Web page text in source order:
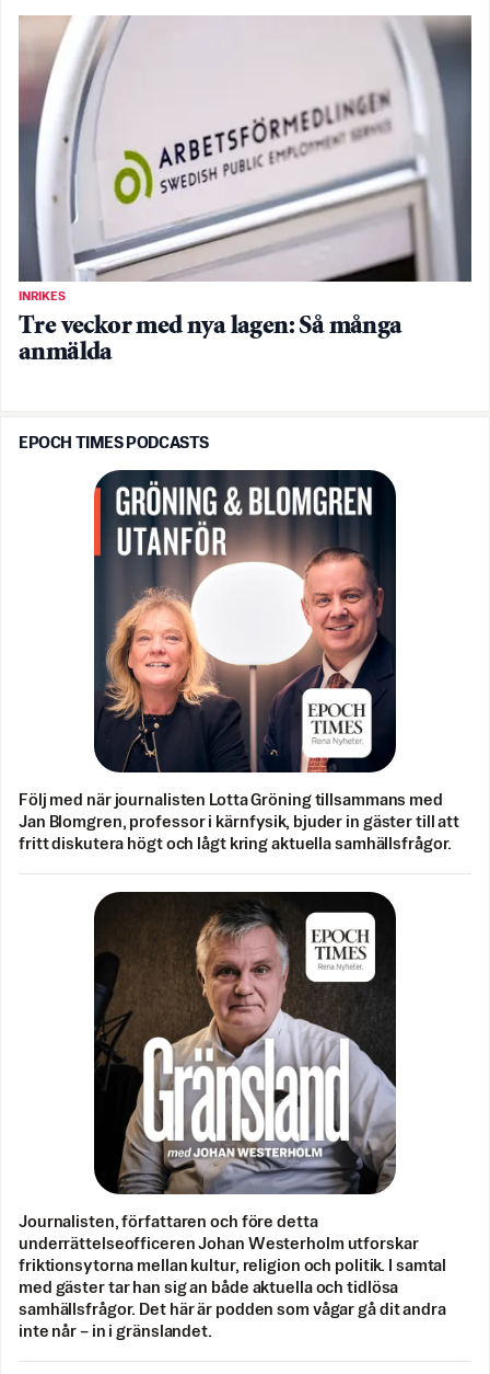
INRIKES
Tre veckor med nya lagen: Så många
anmälda
EPOCH TIMES PODCASTS
Följ med när journalisten Lotta Gröning tillsammans med
Jan Blomgren, professor i kärnfysik, bjuder in gäster till att
fritt diskutera högt och lågt kring aktuella samhällsfrågor.
Journalisten, författaren och före detta
underrättelseofficeren Johan Westerholm utforskar
friktionsytorna mellan kultur, religion och politik. I samtal
med gäster tar han sig an både aktuella och tidlösa
samhällsfrågor. Det här är podden som vågar gå dit andra
inte når – in i gränslandet.